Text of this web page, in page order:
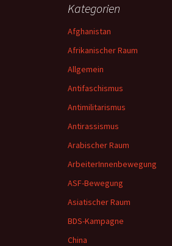
Kategorien
Afghanistan
Afrikanischer Raum
Allgemein
Antifaschismus
Antimilitarismus
Antirassismus
Arabischer Raum
ArbeiterInnenbewegung
ASF-Bewegung
Asiatischer Raum
BDS-Kampagne
China